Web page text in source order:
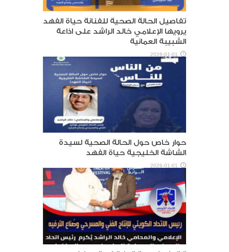
تفاصيل الحالة الصحية للفنانة حياة الفهد
يرويها الإعلامي خالد الراشد على اذاعة
الشبيبة العمانية
2026-01-01
حوار خاص حول الحالة الصحية لسيدة
الشاشة الخليجية حياة الفهد
2026-01-01